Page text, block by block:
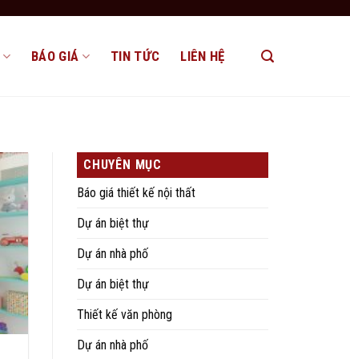
BÁO GIÁ TIN TỨC LIÊN HỆ
CHUYÊN MỤC
Báo giá thiết kế nội thất
Dự án biệt thự
Dự án nhà phố
Dự án biệt thự
Thiết kế văn phòng
Dự án nhà phố